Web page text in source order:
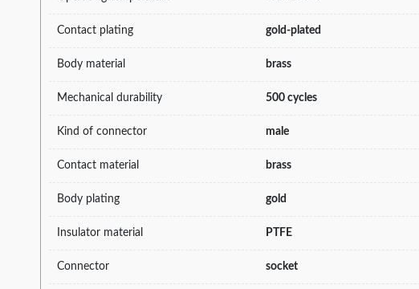
Contact plating gold-plated
Body material brass
Mechanical durability 500 cycles
Kind of connector male
Contact material brass
Body plating gold
Insulator material PTFE
Connector socket